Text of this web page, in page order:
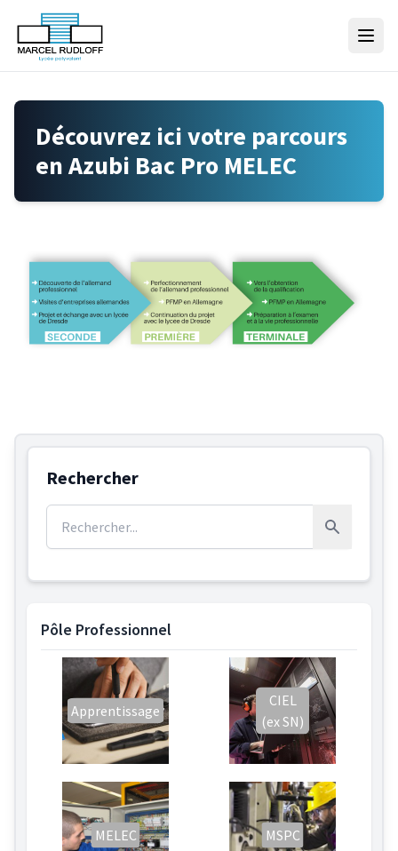
Skip to content
Découvrez ici votre parcours
en Azubi Bac Pro MELEC
Rechercher
Rechercher
Pôle Professionnel
Apprentissage
CIEL
(ex SN)
MELEC MSPC